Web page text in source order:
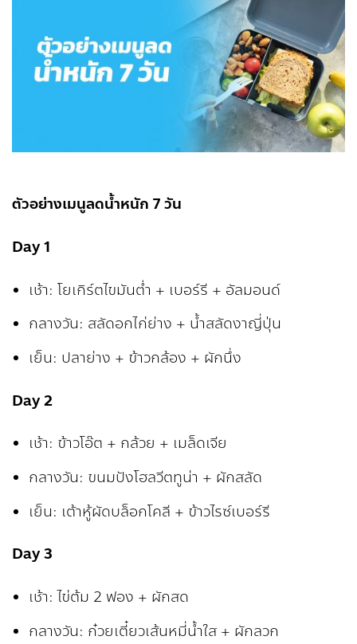
ตัวอย่างเมนูลดน้ำหนัก 7 วัน
Day 1
เช้า: โยเกิร์ตไขมันต่ำ + เบอร์รี + อัลมอนด์
กลางวัน: สลัดอกไก่ย่าง + น้ำสลัดงาญี่ปุ่น
เย็น: ปลาย่าง + ข้าวกล้อง + ผักนึ่ง
Day 2
เช้า: ข้าวโอ๊ต + กล้วย + เมล็ดเจีย
กลางวัน: ขนมปังโฮลวีตทูน่า + ผักสลัด
เย็น: เต้าหู้ผัดบล็อกโคลี + ข้าวไรซ์เบอร์รี
Day 3
เช้า: ไข่ต้ม 2 ฟอง + ผักสด
กลางวัน: ก๋วยเตี๋ยวเส้นหมี่น้ำใส + ผักลวก